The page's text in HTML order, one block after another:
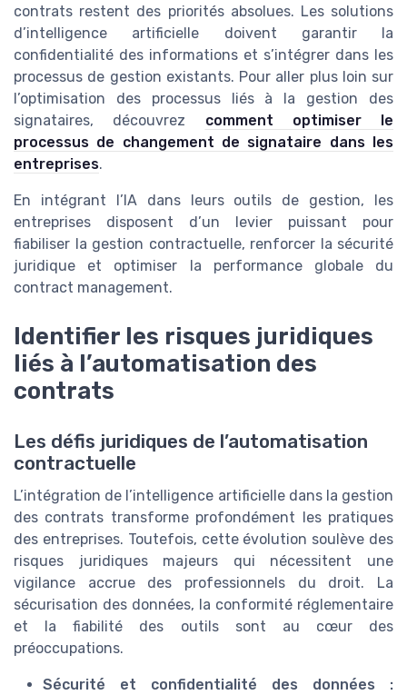
contrats restent des priorités absolues. Les solutions
d’intelligence artificielle doivent garantir la
confidentialité des informations et s’intégrer dans les
processus de gestion existants. Pour aller plus loin sur
l’optimisation des processus liés à la gestion des
signataires, découvrez comment optimiser le
processus de changement de signataire dans les
entreprises.
En intégrant l’IA dans leurs outils de gestion, les
entreprises disposent d’un levier puissant pour
fiabiliser la gestion contractuelle, renforcer la sécurité
juridique et optimiser la performance globale du
contract management.
Identifier les risques juridiques
liés à l’automatisation des
contrats
Les défis juridiques de l’automatisation
contractuelle
L’intégration de l’intelligence artificielle dans la gestion
des contrats transforme profondément les pratiques
des entreprises. Toutefois, cette évolution soulève des
risques juridiques majeurs qui nécessitent une
vigilance accrue des professionnels du droit. La
sécurisation des données, la conformité réglementaire
et la fiabilité des outils sont au cœur des
préoccupations.
Sécurité et confidentialité des données :